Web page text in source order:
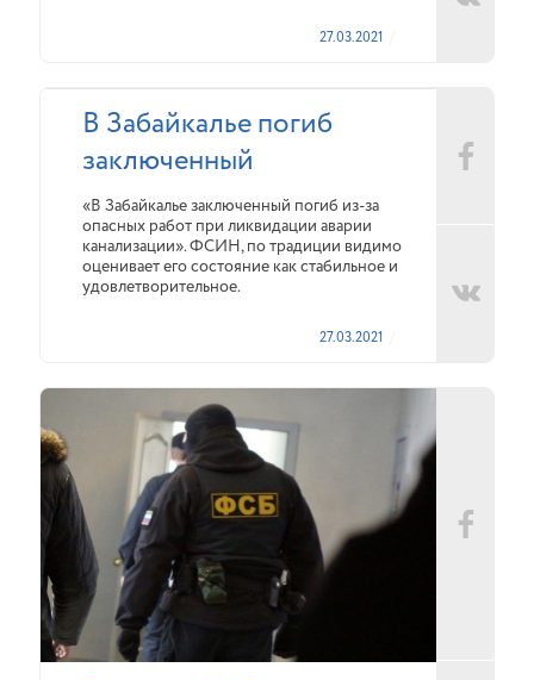
27.03.2021
В Забайкалье погиб
заключенный
«В Забайкалье заключенный погиб из-за
опасных работ при ликвидации аварии
канализации». ФСИН, по традиции видимо
оценивает его состояние как стабильное и
удовлетворительное.
27.03.2021